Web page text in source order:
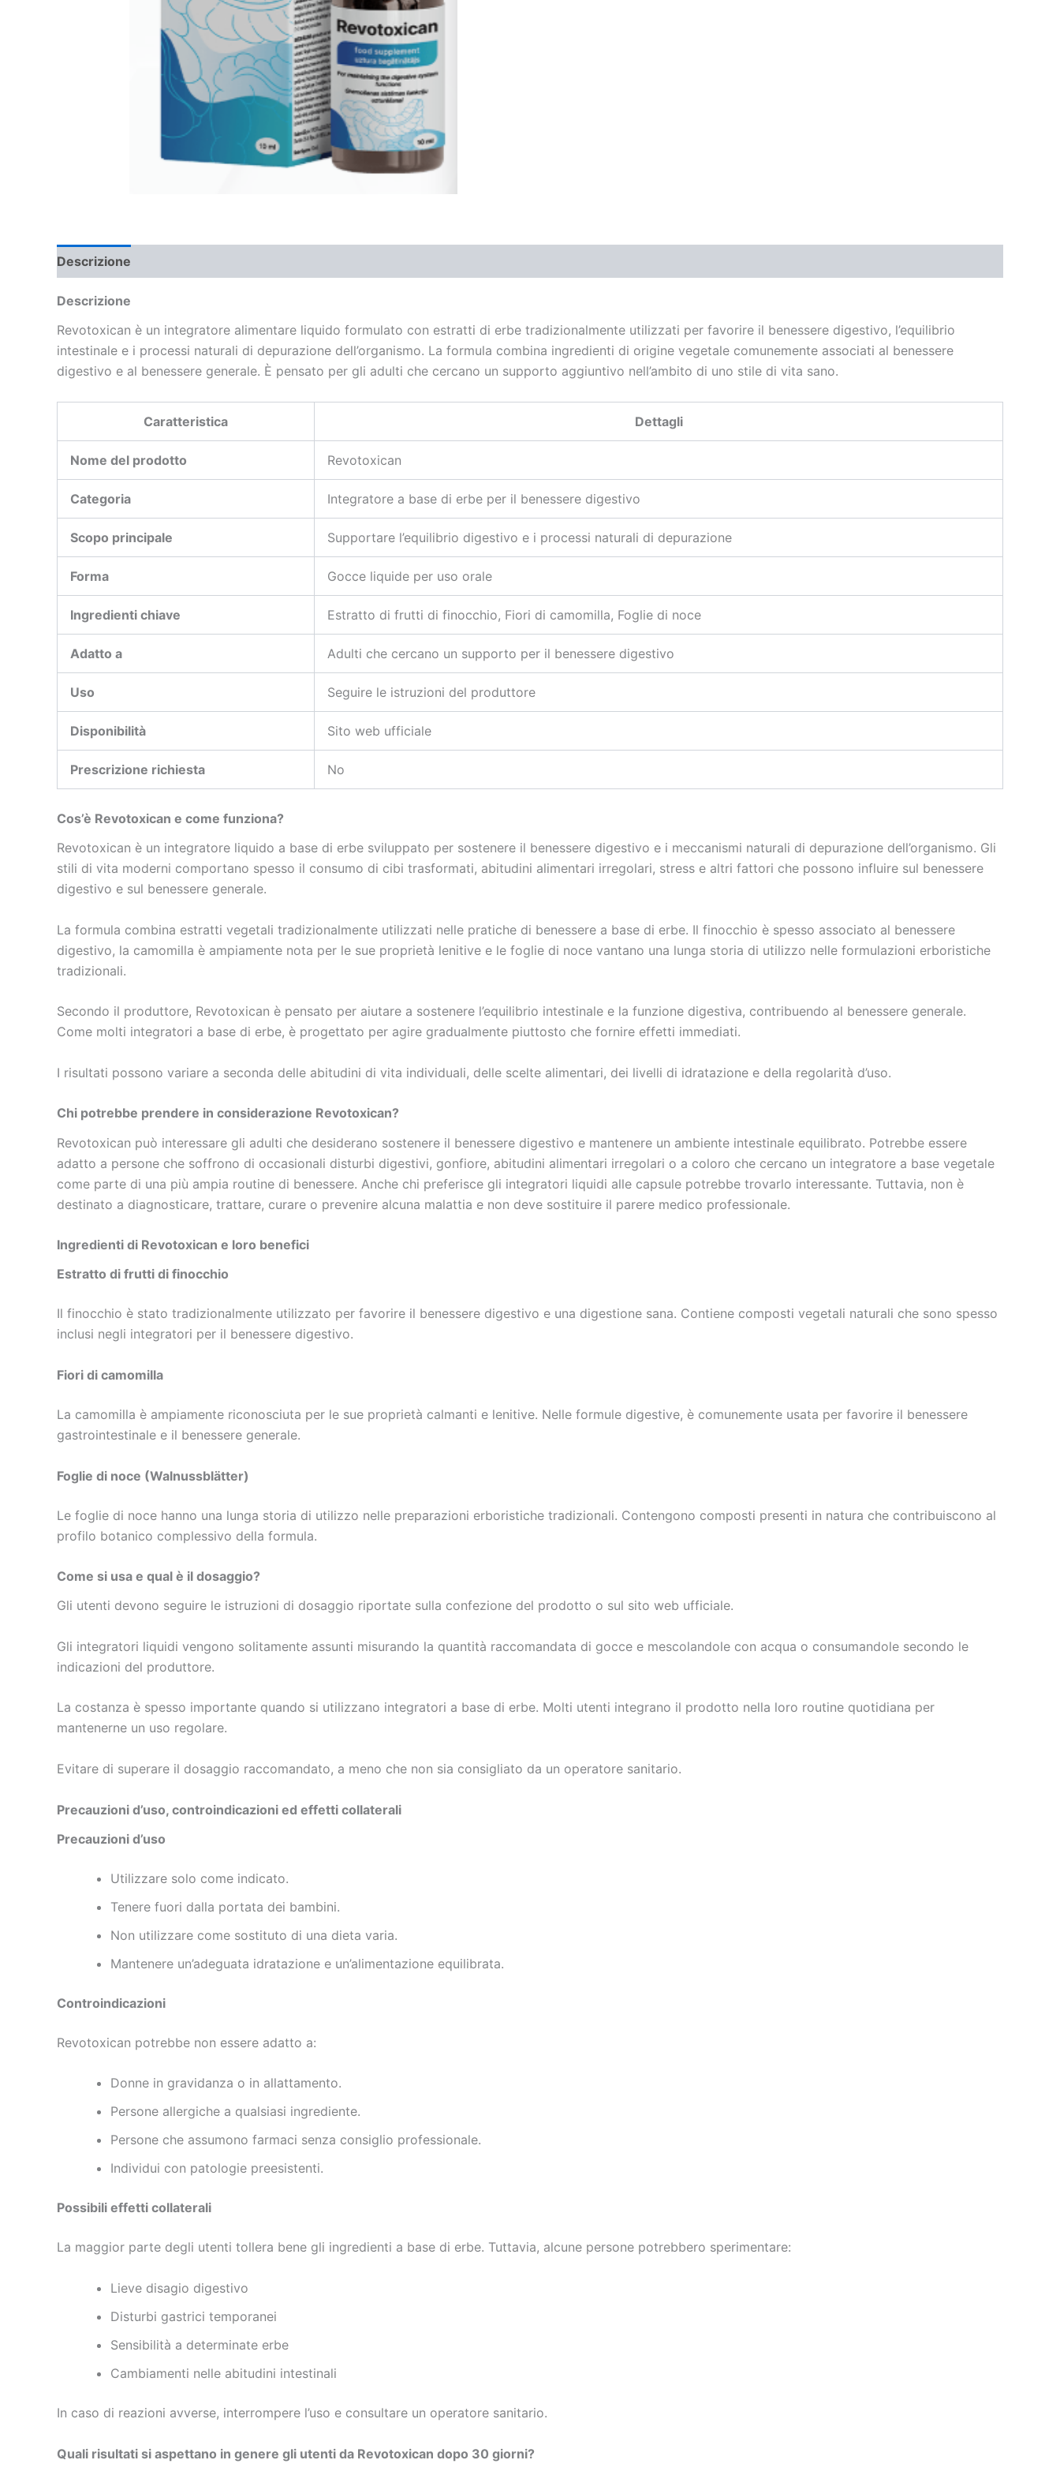
Descrizione
Descrizione
Revotoxican è un integratore alimentare liquido formulato con estratti di erbe tradizionalmente utilizzati per favorire il benessere digestivo, l’equilibrio
intestinale e i processi naturali di depurazione dell’organismo. La formula combina ingredienti di origine vegetale comunemente associati al benessere
digestivo e al benessere generale. È pensato per gli adulti che cercano un supporto aggiuntivo nell’ambito di uno stile di vita sano.
Caratteristica Dettagli
Nome del prodotto Revotoxican
Categoria Integratore a base di erbe per il benessere digestivo
Scopo principale Supportare l’equilibrio digestivo e i processi naturali di depurazione
Forma Gocce liquide per uso orale
Ingredienti chiave Estratto di frutti di finocchio, Fiori di camomilla, Foglie di noce
Adatto a Adulti che cercano un supporto per il benessere digestivo
Uso Seguire le istruzioni del produttore
Disponibilità Sito web ufficiale
Prescrizione richiesta No
Cos’è Revotoxican e come funziona?
Revotoxican è un integratore liquido a base di erbe sviluppato per sostenere il benessere digestivo e i meccanismi naturali di depurazione dell’organismo. Gli
stili di vita moderni comportano spesso il consumo di cibi trasformati, abitudini alimentari irregolari, stress e altri fattori che possono influire sul benessere
digestivo e sul benessere generale.
La formula combina estratti vegetali tradizionalmente utilizzati nelle pratiche di benessere a base di erbe. Il finocchio è spesso associato al benessere
digestivo, la camomilla è ampiamente nota per le sue proprietà lenitive e le foglie di noce vantano una lunga storia di utilizzo nelle formulazioni erboristiche
tradizionali.
Secondo il produttore, Revotoxican è pensato per aiutare a sostenere l’equilibrio intestinale e la funzione digestiva, contribuendo al benessere generale.
Come molti integratori a base di erbe, è progettato per agire gradualmente piuttosto che fornire effetti immediati.
I risultati possono variare a seconda delle abitudini di vita individuali, delle scelte alimentari, dei livelli di idratazione e della regolarità d’uso.
Chi potrebbe prendere in considerazione Revotoxican?
Revotoxican può interessare gli adulti che desiderano sostenere il benessere digestivo e mantenere un ambiente intestinale equilibrato. Potrebbe essere
adatto a persone che soffrono di occasionali disturbi digestivi, gonfiore, abitudini alimentari irregolari o a coloro che cercano un integratore a base vegetale
come parte di una più ampia routine di benessere. Anche chi preferisce gli integratori liquidi alle capsule potrebbe trovarlo interessante. Tuttavia, non è
destinato a diagnosticare, trattare, curare o prevenire alcuna malattia e non deve sostituire il parere medico professionale.
Ingredienti di Revotoxican e loro benefici
Estratto di frutti di finocchio
Il finocchio è stato tradizionalmente utilizzato per favorire il benessere digestivo e una digestione sana. Contiene composti vegetali naturali che sono spesso
inclusi negli integratori per il benessere digestivo.
Fiori di camomilla
La camomilla è ampiamente riconosciuta per le sue proprietà calmanti e lenitive. Nelle formule digestive, è comunemente usata per favorire il benessere
gastrointestinale e il benessere generale.
Foglie di noce (Walnussblätter)
Le foglie di noce hanno una lunga storia di utilizzo nelle preparazioni erboristiche tradizionali. Contengono composti presenti in natura che contribuiscono al
profilo botanico complessivo della formula.
Come si usa e qual è il dosaggio?
Gli utenti devono seguire le istruzioni di dosaggio riportate sulla confezione del prodotto o sul sito web ufficiale.
Gli integratori liquidi vengono solitamente assunti misurando la quantità raccomandata di gocce e mescolandole con acqua o consumandole secondo le
indicazioni del produttore.
La costanza è spesso importante quando si utilizzano integratori a base di erbe. Molti utenti integrano il prodotto nella loro routine quotidiana per
mantenerne un uso regolare.
Evitare di superare il dosaggio raccomandato, a meno che non sia consigliato da un operatore sanitario.
Precauzioni d’uso, controindicazioni ed effetti collaterali
Precauzioni d’uso
Utilizzare solo come indicato.
Tenere fuori dalla portata dei bambini.
Non utilizzare come sostituto di una dieta varia.
Mantenere un’adeguata idratazione e un’alimentazione equilibrata.
Controindicazioni
Revotoxican potrebbe non essere adatto a:
Donne in gravidanza o in allattamento.
Persone allergiche a qualsiasi ingrediente.
Persone che assumono farmaci senza consiglio professionale.
Individui con patologie preesistenti.
Possibili effetti collaterali
La maggior parte degli utenti tollera bene gli ingredienti a base di erbe. Tuttavia, alcune persone potrebbero sperimentare:
Lieve disagio digestivo
Disturbi gastrici temporanei
Sensibilità a determinate erbe
Cambiamenti nelle abitudini intestinali
In caso di reazioni avverse, interrompere l’uso e consultare un operatore sanitario.
Quali risultati si aspettano in genere gli utenti da Revotoxican dopo 30 giorni?